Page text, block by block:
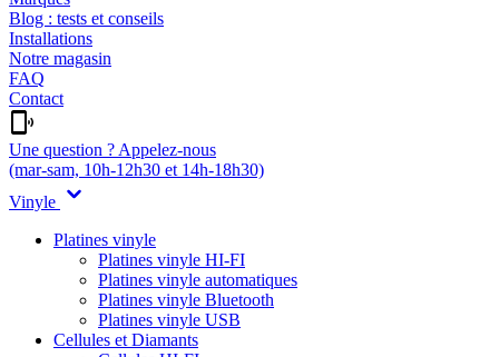
Blog : tests et conseils
Installations
Notre magasin
FAQ
Contact
Une question ? Appelez-nous
(mar-sam, 10h-12h30 et 14h-18h30)
Vinyle
Platines vinyle
Platines vinyle HI-FI
Platines vinyle automatiques
Platines vinyle Bluetooth
Platines vinyle USB
Cellules et Diamants